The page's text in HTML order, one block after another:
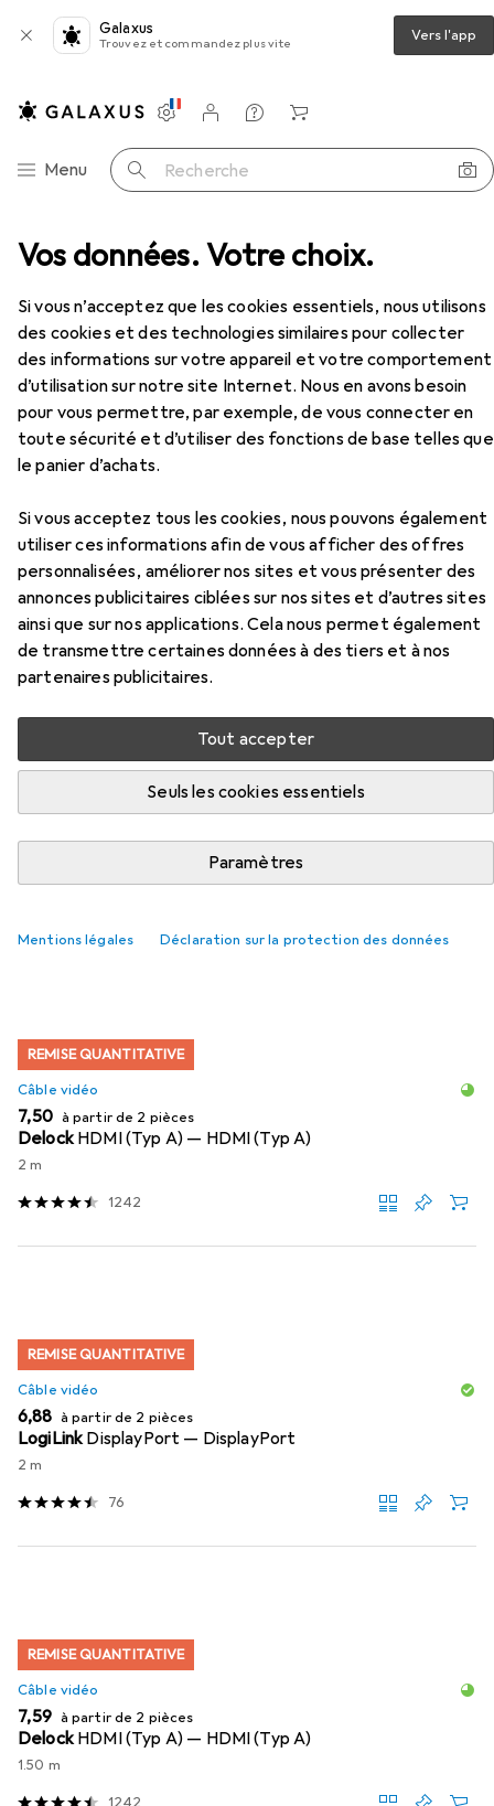
Vos données. Votre choix.
Si vous n’acceptez que les cookies essentiels, nous utilisons
des cookies et des technologies similaires pour collecter
des informations sur votre appareil et votre comportement
d’utilisation sur notre site Internet. Nous en avons besoin
pour vous permettre, par exemple, de vous connecter en
toute sécurité et d’utiliser des fonctions de base telles que
le panier d’achats.
Si vous acceptez tous les cookies, nous pouvons également
utiliser ces informations afin de vous afficher des offres
personnalisées, améliorer nos sites et vous présenter des
annonces publicitaires ciblées sur nos sites et d’autres sites
ainsi que sur nos applications. Cela nous permet également
de transmettre certaines données à des tiers et à nos
partenaires publicitaires.
Tout accepter
Seuls les cookies essentiels
Paramètres
Mentions légales Déclaration sur la protection des données
Galaxus
Trouvez et commandez plus vite Vers l'app
Navigation par catégorie
Menu Recherche
Paramètres
Compte client
Listes de comparaison
Listes d'envies
Panier
audio Purelink Convertisseur PT-C-DAC
83,90
PurelinkConvertisseur PT-C-DAC
Numérique -> Analogique
Accessoires pour Purelink
Convertisseur PT-C-DAC
Ici, vous trouverez des accessoires compatibles avec le
produit Purelink Convertisseur PT-C-DAC de la catégorie
Câble vidéo.
Pertinence
Liste des produits
EUR
12,16 à partir de 2 pièces
DelockHDMI (Typ A) — HDMI (Typ A)
REMISE QUANTITATIVE
Câble vidéo
EUR
7,50 à partir de 2 pièces
Delock HDMI (Typ A) — HDMI (Typ A)
2 m
1242
REMISE QUANTITATIVE
Câble vidéo
EUR
6,88 à partir de 2 pièces
LogiLinkDisplayPort — DisplayPort
2 m
76
REMISE QUANTITATIVE
Câble vidéo
EUR
7,59 à partir de 2 pièces
Delock HDMI (Typ A) — HDMI (Typ A)
1.50 m